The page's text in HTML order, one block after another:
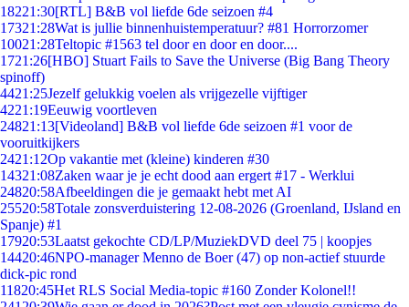
18221:30[RTL] B&B vol liefde 6de seizoen #4
17321:28Wat is jullie binnenhuistemperatuur? #81 Horrorzomer
10021:28Teltopic #1563 tel door en door en door....
1721:26[HBO] Stuart Fails to Save the Universe (Big Bang Theory
spinoff)
4421:25Jezelf gelukkig voelen als vrijgezelle vijftiger
4221:19Eeuwig voortleven
24821:13[Videoland] B&B vol liefde 6de seizoen #1 voor de
vooruitkijkers
2421:12Op vakantie met (kleine) kinderen #30
14321:08Zaken waar je je echt dood aan ergert #17 - Werklui
24820:58Afbeeldingen die je gemaakt hebt met AI
25520:58Totale zonsverduistering 12-08-2026 (Groenland, IJsland en
Spanje) #1
17920:53Laatst gekochte CD/LP/MuziekDVD deel 75 | koopjes
14420:46NPO-manager Menno de Boer (47) op non-actief stuurde
dick-pic rond
11820:45Het RLS Social Media-topic #160 Zonder Kolonel!!